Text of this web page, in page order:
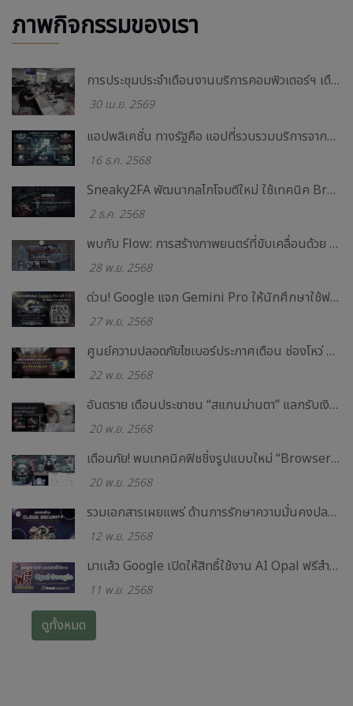
ภาพกิจกรรมของเรา
การประชุมประจำเดือนงานบริการคอมพิวเตอร์ฯ เดือน มีนาคม - เมษายน 2569
30 เม.ย. 2569
แอปพลิเคชั่น ทางรัฐคือ แอปที่รวบรวมบริการจากทางภาครัฐให้คุณ
16 ธ.ค. 2568
Sneaky2FA พัฒนากลไกโจมตีใหม่ ใช้เทคนิค Browser-in-the-Browser หลอกขโมยบัญชี Microsoft 365 อย่างแนบเนียน
2 ธ.ค. 2568
พบกับ Flow: การสร้างภาพยนตร์ที่ขับเคลื่อนด้วย AI ด้วย Veo 3
28 พ.ย. 2568
ด่วน! Google แจก Gemini Pro ให้นักศึกษาใช้ฟรี 1 ปีเต็ม มูลค่ากว่า 9,000 บาท
27 พ.ย. 2568
ศูนย์ความปลอดภัยไซเบอร์ประกาศเตือน ช่องโหว่ Zero-Day ควรรีบอัปเดต Chrome
22 พ.ย. 2568
อันตราย เตือนประชาชน “สแกนม่านตา” แลกรับเงิน 500-1,000 บาท เสี่ยงข้อมูลรั่วไหล
20 พ.ย. 2568
เตือนภัย! พบเทคนิคฟิชชิ่งรูปแบบใหม่ “Browser-in-the-Browser (BitB)” แนบเนียนเสี่ยงถูกขโมยบัญชี Microsoft
20 พ.ย. 2568
รวมเอกสารเผยแพร่ ด้านการรักษาความมั่นคงปลอดภัยไซเบอร์
12 พ.ย. 2568
มาเเล้ว Google เปิดให้สิทธิ์ใช้งาน AI Opal ฟรีสำหรับนักศึกษาและบุคลากรมหาวิทยาลัย
11 พ.ย. 2568
ดูทั้งหมด